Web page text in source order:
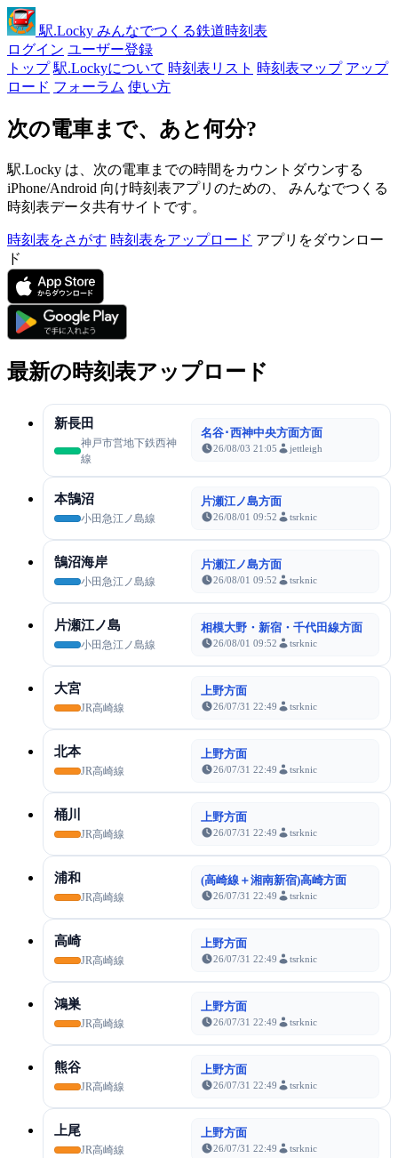
駅.Locky みんなでつくる鉄道時刻表
ログイン ユーザー登録
トップ 駅.Lockyについて 時刻表リスト 時刻表マップ アップ
ロード フォーラム 使い方
次の電車まで、あと何分?
駅.Locky は、次の電車までの時間をカウントダウンする
iPhone/Android 向け時刻表アプリのための、 みんなでつくる
時刻表データ共有サイトです。
時刻表をさがす 時刻表をアップロード アプリをダウンロー
ド
最新の時刻表アップロード
新長田
神戸市営地下鉄西神
線
名谷･西神中央方面方面
26/08/03 21:05 jettleigh
本鵠沼
小田急江ノ島線
片瀬江ノ島方面
26/08/01 09:52 tsrknic
鵠沼海岸
小田急江ノ島線
片瀬江ノ島方面
26/08/01 09:52 tsrknic
片瀬江ノ島
小田急江ノ島線
相模大野・新宿・千代田線方面
26/08/01 09:52 tsrknic
大宮
JR高崎線
上野方面
26/07/31 22:49 tsrknic
北本
JR高崎線
上野方面
26/07/31 22:49 tsrknic
桶川
JR高崎線
上野方面
26/07/31 22:49 tsrknic
浦和
JR高崎線
(高崎線＋湘南新宿)高崎方面
26/07/31 22:49 tsrknic
高崎
JR高崎線
上野方面
26/07/31 22:49 tsrknic
鴻巣
JR高崎線
上野方面
26/07/31 22:49 tsrknic
熊谷
JR高崎線
上野方面
26/07/31 22:49 tsrknic
上尾
JR高崎線
上野方面
26/07/31 22:49 tsrknic